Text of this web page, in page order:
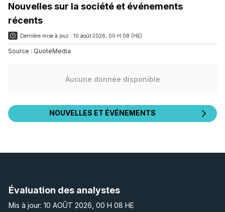
Nouvelles sur la société et événements
récents
Dernière mise à jour : 10 août 2026, 00 H 08 (HE)
Source : QuoteMedia
Aucune donnée disponible
NOUVELLES ET ÉVÉNEMENTS
Évaluation des analystes
Mis à jour: 10 AOÛT 2026, 00 H 08 HE